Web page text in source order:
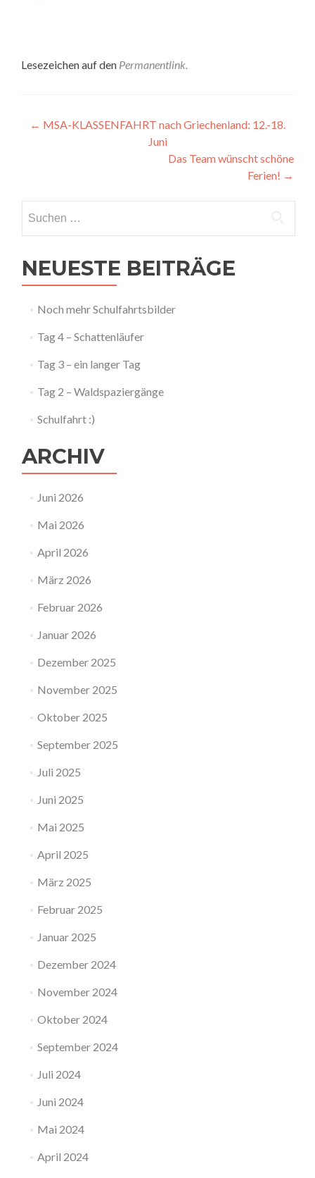
Lesezeichen auf den Permanentlink.
Artikel-
← MSA-KLASSENFAHRT nach Griechenland: 12.-18.
Juni
Das Team wünscht schöne
Ferien! →
nach:
NEUESTE BEITRÄGE
Noch mehr Schulfahrtsbilder
Tag 4 – Schattenläufer
Tag 3 – ein langer Tag
Tag 2 – Waldspaziergänge
Schulfahrt :)
ARCHIV
Juni 2026
Mai 2026
April 2026
März 2026
Februar 2026
Januar 2026
Dezember 2025
November 2025
Oktober 2025
September 2025
Juli 2025
Juni 2025
Mai 2025
April 2025
März 2025
Februar 2025
Januar 2025
Dezember 2024
November 2024
Oktober 2024
September 2024
Juli 2024
Juni 2024
Mai 2024
April 2024